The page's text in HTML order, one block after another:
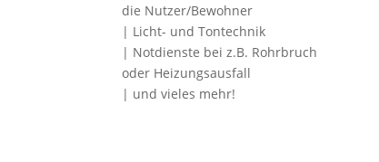
die Nutzer/Bewohner
| Licht- und Tontechnik
| Notdienste bei z.B. Rohrbruch
oder Heizungsausfall
| und vieles mehr!